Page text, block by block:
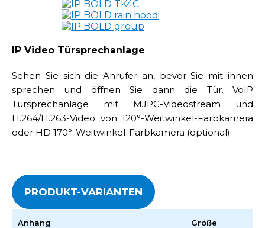
IP Video Türsprechanlage
Sehen Sie sich die Anrufer an, bevor Sie mit ihnen
sprechen und öffnen Sie dann die Tür. VoIP
Türsprechanlage mit MJPG-Videostream und
H.264/H.263-Video von 120°-Weitwinkel-Farbkamera
oder HD 170°-Weitwinkel-Farbkamera (optional).
PRODUKT-VARIANTEN
Anhang Größe